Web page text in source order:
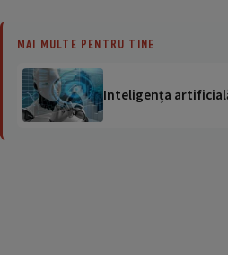
MAI MULTE PENTRU TINE
Inteligența